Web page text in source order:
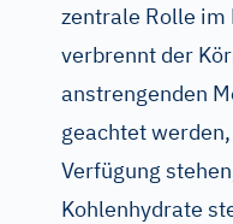
zentrale Rolle im
verbrennt der
anstrengenden
geachtet
Verfügung
Kohlenhydrate